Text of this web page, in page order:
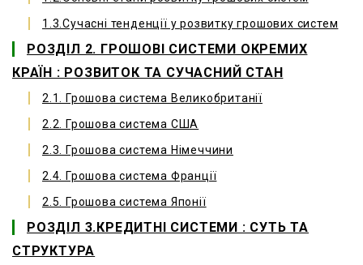
1.3.Сучасні тенденції у розвитку грошових систем
РОЗДІЛ 2. ГРОШОВІ СИСТЕМИ ОКРЕМИХ
КРАЇН : РОЗВИТОК ТА СУЧАСНИЙ СТАН
2.1. Грошова система Великобританії
2.2. Грошова система США
2.3. Грошова система Німеччини
2.4. Грошова система Франції
2.5. Грошова система Японії
РОЗДІЛ 3.КРЕДИТНІ СИСТЕМИ : СУТЬ ТА
СТРУКТУРА